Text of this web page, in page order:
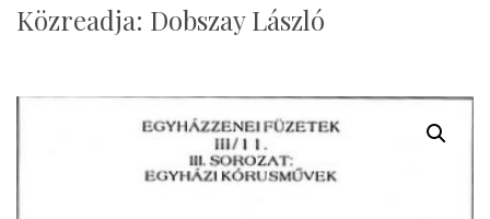
Közreadja: Dobszay László